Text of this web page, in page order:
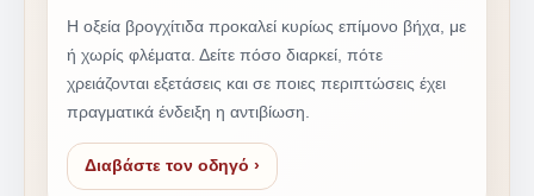
Η οξεία βρογχίτιδα προκαλεί κυρίως επίμονο βήχα, με
ή χωρίς φλέματα. Δείτε πόσο διαρκεί, πότε
χρειάζονται εξετάσεις και σε ποιες περιπτώσεις έχει
πραγματικά ένδειξη η αντιβίωση.
Διαβάστε τον οδηγό ›